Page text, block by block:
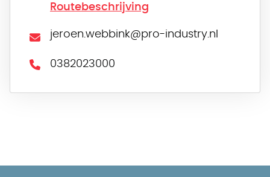
Routebeschrijving
jeroen.webbink@pro-industry.nl
0382023000